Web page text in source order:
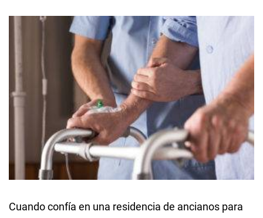
Cuando confía en una residencia de ancianos para